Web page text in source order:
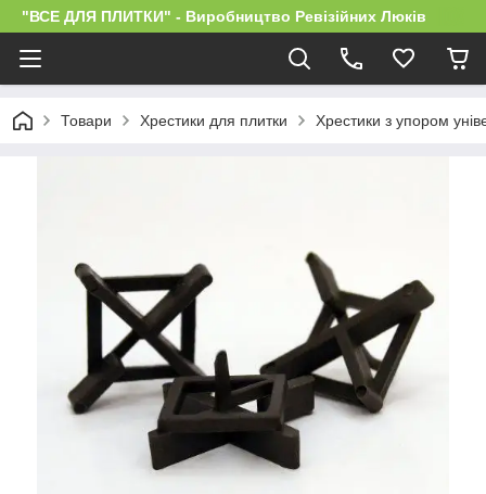
"ВСЕ ДЛЯ ПЛИТКИ" - Виробництво Ревізійних Люків
Товари Хрестики для плитки Хрестики з упором